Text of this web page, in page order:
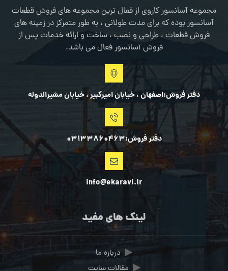
مجموعه آسانسور کاروی از فعال ترین مجموعه های فروش قطعات
آسانسور بوده که برای مدت طولانی ، به طور متمرکز در زمینه های
فروش قطعات ، طراحی و نصب ، ساخت و ارائه خدمات پس از
فروش آسانسور فعال می باشد.
دفتر فروش:اصفهان ، خیابان امیرکبیر ، خیابان مشیرالدوله
دفتر فروش:03133860463
info@ekaravi.ir
لینک های مفید
درباره ما
مقالات سایت